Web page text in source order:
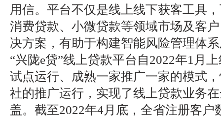
用信。平台不仅是线上线下获客工具
消费贷款、小微贷款等领域市场及客
决方案，有助于构建智能风险管理体
“兴陇e贷”线上贷款平台自2022年1月
试点运行、成熟一家推广一家的模式
社的推广运行，实现了线上贷款业务
盖。截至2022年4月底，全省注册客户